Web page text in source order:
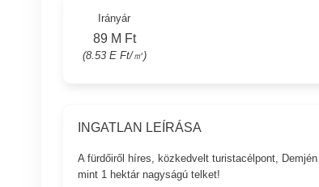
Irányár
89 M Ft
(8.53 E Ft/㎡)
INGATLAN LEÍRÁSA
A fürdőiről híres, közkedvelt turistacélpont,
mint 1 hektár nagyságú telket!